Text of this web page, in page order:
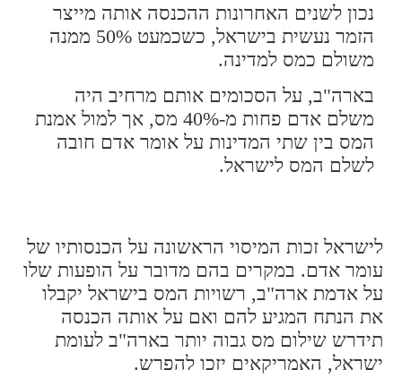
נכון לשנים האחרונות ההכנסה אותה מייצר
הזמר נעשית בישראל, כשכמעט 50% ממנה
משולם כמס למדינה.
בארה"ב, על הסכומים אותם מרחיב היה
משלם אדם פחות מ-40% מס, אך למול אמנת
המס בין שתי המדינות על אומר אדם חובה
לשלם המס לישראל.
לישראל זכות המיסוי הראשונה על הכנסותיו של
עומר אדם. במקרים בהם מדובר על הופעות שלו
על אדמת ארה"ב, רשויות המס בישראל יקבלו
את הנתח המגיע להם ואם על אותה הכנסה
תידרש שילום מס גבוה יותר בארה"ב לעומת
ישראל, האמריקאים יזכו להפרש.